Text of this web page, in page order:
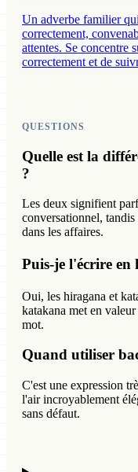
Un adverbe familier
correctement,
attentes. Se concentre
correctement et de
QUESTIONS
Quelle est la
?
Les deux signifient
conversationnel,
dans les affaires.
Puis-je l'écrire en
Oui, les hiragana et
katakana met en
mot.
Quand utiliser
C'est une expression
l'air incroyablement
sans défaut.